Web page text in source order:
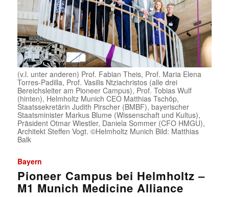
(v.l. unter anderen) Prof. Fabian Theis, Prof. Maria Elena
Torres-Padilla, Prof. Vasilis Ntziachristos (alle drei
Bereichsleiter am Pioneer Campus), Prof. Tobias Wulf
(hinten), Helmholtz Munich CEO Matthias Tschöp,
Staatssekretärin Judith Pirscher (BMBF), bayerischer
Staatsminister Markus Blume (Wissenschaft und Kultus),
Präsident Otmar Wiestler, Daniela Sommer (CFO HMGU),
Architekt Steffen Vogt. ©Helmholtz Munich Bild: Matthias
Balk
Bayern
Pioneer Campus bei Helmholtz –
M1 Munich Medicine Alliance